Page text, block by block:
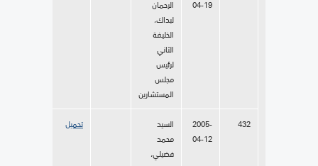
04-19
الرحمان
لبداك،
الخليفة
الثاني
لرئيس
مجلس
المستشارين
432
2005-
04-12
السيد
محمد
فضيلي،
تحميل